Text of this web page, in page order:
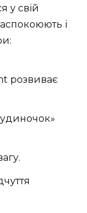
у свій
і
розвиває